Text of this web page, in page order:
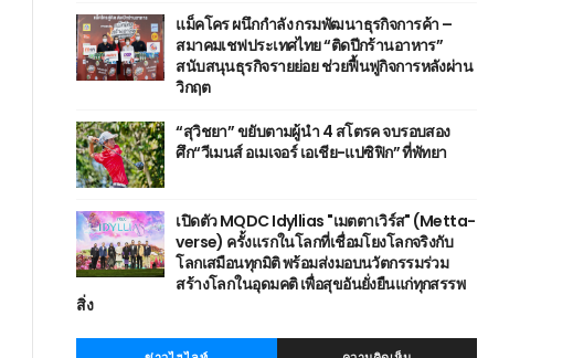
แม็คโคร ผนึกกำลัง กรมพัฒนาธุรกิจการค้า –
สมาคมเชฟประเทศไทย “ติดปีกร้านอาหาร”
สนับสนุนธุรกิจรายย่อย ช่วยฟื้นฟูกิจการหลังผ่าน
วิกฤต
“สุวิชยา” ขยับตามผู้นำ 4 สโตรค จบรอบสอง
ศึก“วีเมนส์ อเมเจอร์ เอเชีย-แปซิฟิก” ที่พัทยา
เปิดตัว MQDC Idyllias "เมตตาเวิร์ส" (Metta-
verse) ครั้งแรกในโลกที่เชื่อมโยงโลกจริงกับ
โลกเสมือนทุกมิติ พร้อมส่งมอบนวัตกรรมร่วม
สร้างโลกในอุดมคติ เพื่อสุขอันยั่งยืนแก่ทุกสรรพ
สิ่ง